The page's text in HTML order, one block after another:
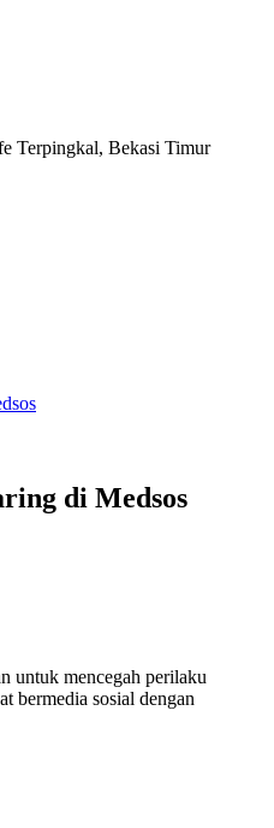
Terpingkal, Bekasi Timur
di Medsos
untuk mencegah perilaku
bermedia sosial dengan